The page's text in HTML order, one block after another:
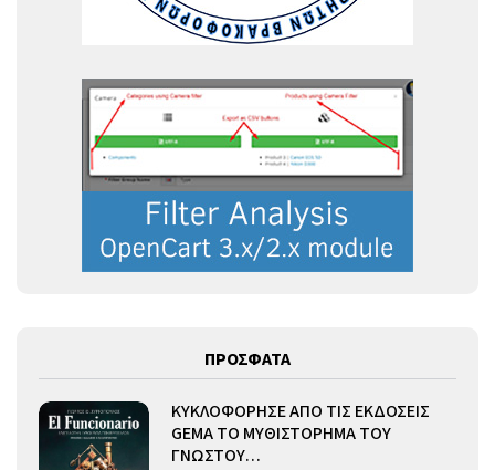
ΠΡΟΣΦΑΤΑ
ΚΥΚΛΟΦΟΡΗΣΕ ΑΠΟ ΤΙΣ ΕΚΔΟΣΕΙΣ
GEMA ΤΟ ΜΥΘΙΣΤΟΡΗΜΑ ΤΟΥ
ΓΝΩΣΤΟΥ…